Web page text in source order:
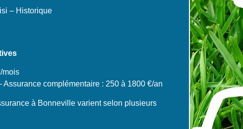
– Historique
mois
complémentaire : 250 à 1800 €/an
à Bonneville varient selon plusieurs